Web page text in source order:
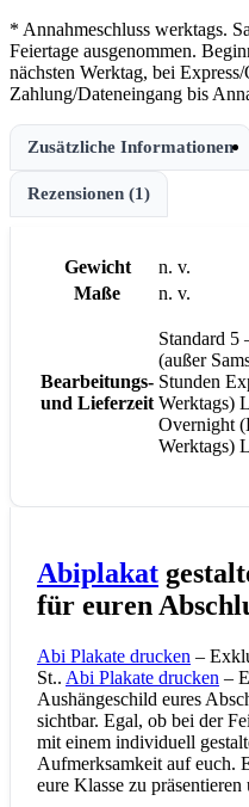
* Annahmeschluss werktags.
Feiertage ausgenommen.
nächsten Werktag, bei
Zahlung/Dateneingang bis
Zusätzliche Informationen
Rezensionen (1)
Gewicht
n. v.
Maße
n. v.
Bearbeitungs-
und Lieferzeit
Standard 5
(außer
Stunden
Werktags)
Overnight
Werktags)
Abiplakat
für euren
Abi Plakate drucken –
St.. Abi Plakate drucken –
Aushängeschild eures
sichtbar. Egal, ob bei der
mit einem individuell
Aufmerksamkeit auf euch.
eure Klasse zu